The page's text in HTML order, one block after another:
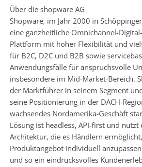
Über die shopware AG
Shopware, im Jahr 2000 in
eine ganzheitliche Omnichannel-
Plattform mit hoher Flexibilität und
für B2C, D2C und B2B sowie
Anwendungsfälle für anspruchsvolle
insbesondere im Mid-Market-Bereich.
der Marktführer in seinem Segment
seine Positionierung in der DACH-
wachsendes Nordamerika-Geschäft
Lösung ist headless, API-first und nutzt
Architektur, die es Händlern
Produktangebot individuell
und so ein eindrucksvolles